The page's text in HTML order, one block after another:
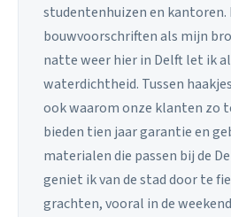
studentenhuizen en kantoren.
bouwvoorschriften als mijn
natte weer hier in Delft let ik
waterdichtheid. Tussen
ook waarom onze klanten zo
bieden tien jaar garantie en
materialen die passen bij de
geniet ik van de stad door te
grachten, vooral in de